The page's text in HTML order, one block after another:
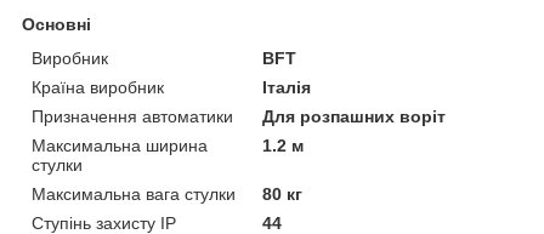
Основні
Виробник
BFT
Країна виробник
Італія
Призначення автоматики
Для розпашних воріт
Максимальна ширина
стулки
1.2 м
Максимальна вага стулки
80 кг
Ступінь захисту IP
44